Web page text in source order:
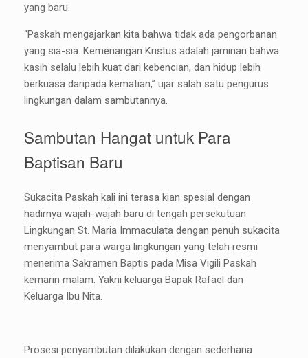
yang baru.
“Paskah mengajarkan kita bahwa tidak ada pengorbanan
yang sia-sia. Kemenangan Kristus adalah jaminan bahwa
kasih selalu lebih kuat dari kebencian, dan hidup lebih
berkuasa daripada kematian,” ujar salah satu pengurus
lingkungan dalam sambutannya.
Sambutan Hangat untuk Para
Baptisan Baru
Sukacita Paskah kali ini terasa kian spesial dengan
hadirnya wajah-wajah baru di tengah persekutuan.
Lingkungan St. Maria Immaculata dengan penuh sukacita
menyambut para warga lingkungan yang telah resmi
menerima Sakramen Baptis pada Misa Vigili Paskah
kemarin malam. Yakni keluarga Bapak Rafael dan
Keluarga Ibu Nita.
Prosesi penyambutan dilakukan dengan sederhana